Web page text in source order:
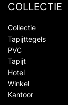
COLLECTIE
Collectie
Tapijttegels
PVC
Tapijt
Hotel
Winkel
Kantoor